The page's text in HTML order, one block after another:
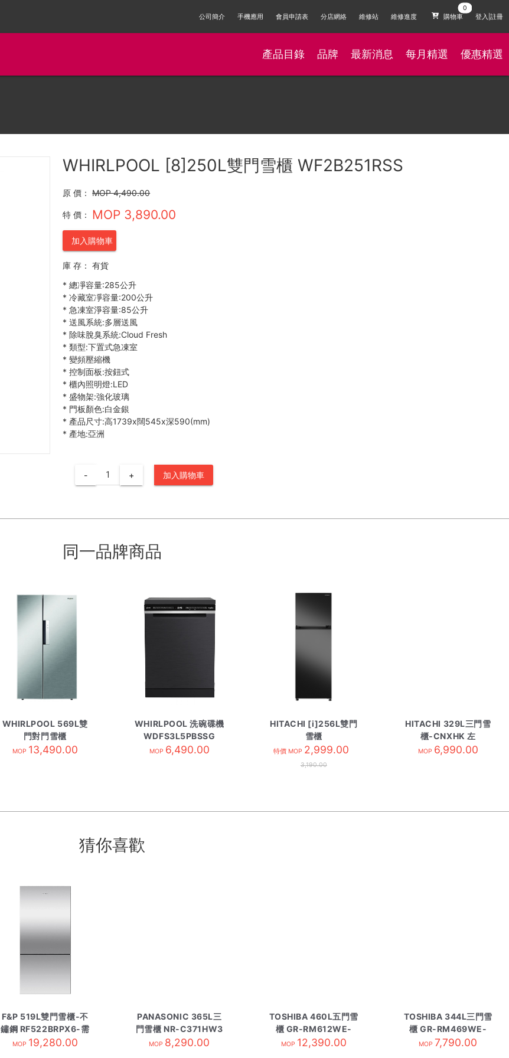
公司簡介 手機應用 會員申請表 分店網絡 維修站 維修進度 購物車 登入|註冊
產品目錄 品牌 最新消息 每月精選 優惠精選
WHIRLPOOL [8]250L雙門雪櫃 WF2B251RSS
原 價： MOP 4,490.00
特 價： MOP 3,890.00
加入購物車
庫 存：
有貨
* 總凈容量:285公升
* 冷藏室凈容量:200公升
* 急凍室淨容量:85公升
* 送風系統:多層送風
* 除味脫臭系統:Cloud Fresh
* 類型:下置式急凍室
* 變頻壓縮機
* 控制面板:按鈕式
* 櫃內照明燈:LED
* 盛物架:強化玻璃
* 門板顏色:白金銀
* 產品尺寸:高1739x闊545x深590(mm)
* 產地:亞洲
- + 加入購物車
同一品牌商品
WHIRLPOOL 569L雙
門對門雪櫃
WF2X620NT1
MOP 13,490.00
WHIRLPOOL 洗碗碟機
WDFS3L5PBSSG
MOP 6,490.00
HITACHI [i]256L雙門
雪櫃
HRTN5275MFXHK 炫
鋼灰
特價 MOP 2,999.00
3,190.00
HITACHI 329L三門雪
櫃-CNXHK 左
HR3N6404EAL繡綱香
MOP 6,990.00
猜你喜歡
F&P 519L雙門雪櫃-不
鏽鋼 RF522BRPX6-需
訂貨
MOP 19,280.00
PANASONIC 365L三
門雪櫃 NR-C371HW3
無印白
MOP 8,290.00
TOSHIBA 460L五門雪
櫃 GR-RM612WE-
PGA
MOP 12,390.00
TOSHIBA 344L三門雪
櫃 GR-RM469WE-
PGA
MOP 7,790.00